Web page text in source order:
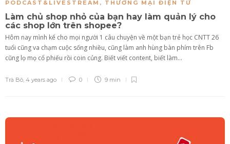
PODCAST&LIVESTREAM , THƯƠNG MẠI ĐIỆN TỬ
Làm chủ shop nhỏ của bạn hay làm quản lý cho
các shop lớn trên shopee?
Hôm nay mình kể cho mọi người 1 câu chuyện về một bạn trẻ học CNTT 26
tuổi cũng va chạm cuộc sống nhiều, cũng làm anh hùng bàn phím trên Fb
cũng lọ mọ cổ phiếu rồi coin củng. Biết viết content, biết làm...
Trà Bô, 4 years ago 0 9 min